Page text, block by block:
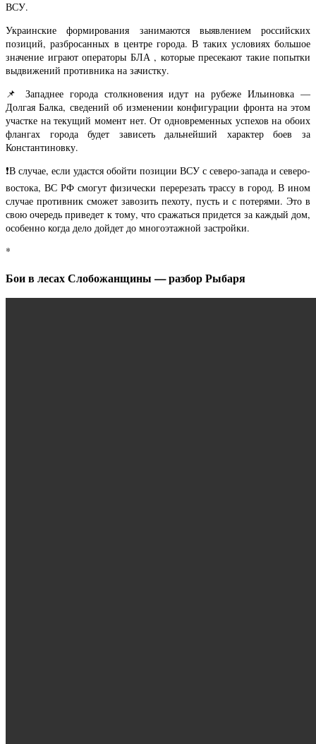
ВСУ.
Украинские формирования занимаются выявлением российских
позиций, разбросанных в центре города. В таких условиях большое
значение играют операторы БЛА , которые пресекают такие попытки
выдвижений противника на зачистку.
📌 Западнее города столкновения идут на рубеже Ильиновка —
Долгая Балка, сведений об изменении конфигурации фронта на этом
участке на текущий момент нет. От одновременных успехов на обоих
флангах города будет зависеть дальнейший характер боев за
Константиновку.
❗️В случае, если удастся обойти позиции ВСУ с северо-запада и северо-
востока, ВС РФ смогут физически перерезать трассу в город. В ином
случае противник сможет завозить пехоту, пусть и с потерями. Это в
свою очередь приведет к тому, что сражаться придется за каждый дом,
особенно когда дело дойдет до многоэтажной застройки.
*
Бои в лесах Слобожанщины — разбор Рыбаря